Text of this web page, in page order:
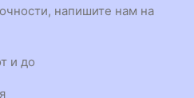
напишите нам на
и до